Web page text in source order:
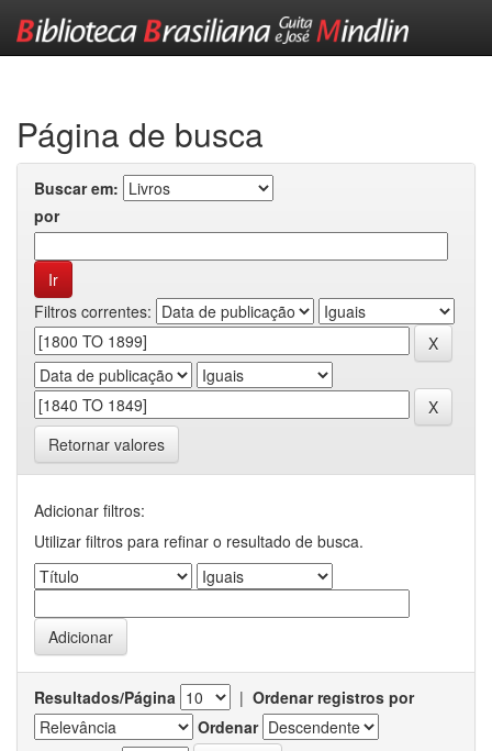
Página de busca
Buscar em:
por
Filtros correntes:
Retornar valores
Adicionar filtros:
Utilizar filtros para refinar o resultado de busca.
Resultados/Página | Ordenar registros por
Ordenar